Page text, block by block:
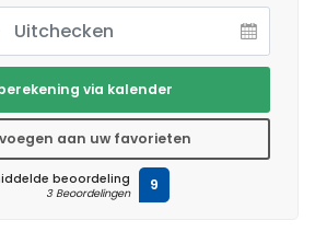
via kalender
aan uw favorieten
beoordeling
3 Beoordelingen 9